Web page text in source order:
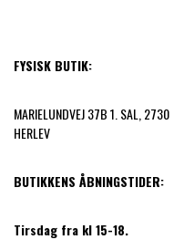
FYSISK BUTIK:
MARIELUNDVEJ 37B 1. SAL, 2730
HERLEV
BUTIKKENS ÅBNINGSTIDER:
Tirsdag fra kl 15-18.